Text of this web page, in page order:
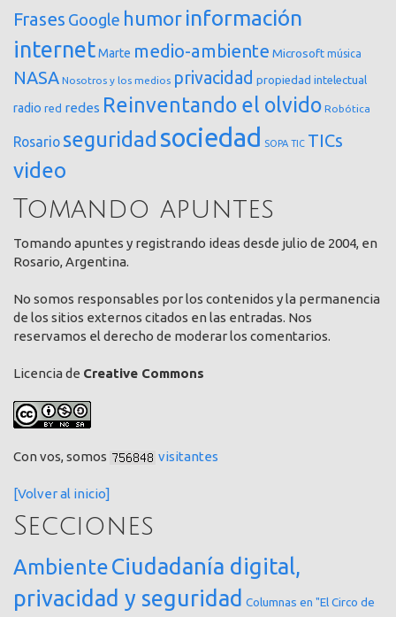
Frases Google humor información
internetMarte medio-ambiente Microsoft música
NASA Nosotros y los medios privacidad propiedad intelectual
radio red redes Reinventando el olvido Robótica
Rosario seguridad sociedad SOPA TIC TICs
video
Tomando apuntes
Tomando apuntes y registrando ideas desde julio de 2004, en
Rosario, Argentina.
No somos responsables por los contenidos y la permanencia
de los sitios externos citados en las entradas. Nos
reservamos el derecho de moderar los comentarios.
Licencia de Creative Commons
Con vos, somos visitantes
[Volver al inicio]
Secciones
AmbienteCiudadanía digital,
privacidad y seguridad Columnas en "El Circo de